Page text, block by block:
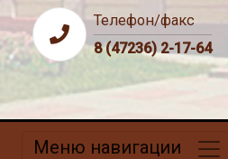
Телефон/факс
8 (47236) 2-17-64
Меню навигации